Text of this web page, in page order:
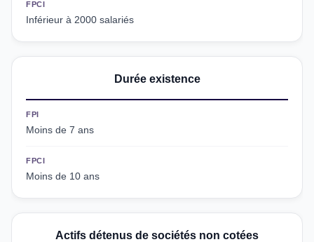
FPCI
Inférieur à 2000 salariés
Durée existence
FPI
Moins de 7 ans
FPCI
Moins de 10 ans
Actifs détenus de sociétés non cotées